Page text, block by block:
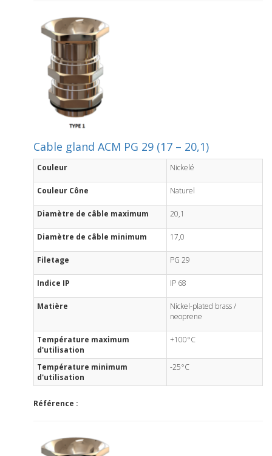
Cable gland ACM PG 29 (17 – 20,1)
Couleur Nickelé
Couleur Cône Naturel
Diamètre de câble maximum 20,1
Diamètre de câble minimum 17,0
Filetage PG 29
Indice IP IP 68
Matière
Nickel-plated brass /
neoprene
Température maximum
d'utilisation
+100°C
Température minimum
d'utilisation
-25°C
Référence :